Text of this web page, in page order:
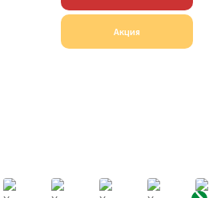
Акция